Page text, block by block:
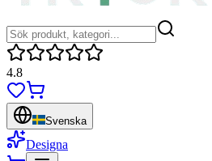
4.8
Svenska
Designa